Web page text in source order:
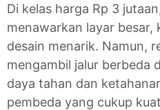
Di kelas harga Rp 3
menawarkan layar besar,
desain menarik. Namun,
mengambil jalur berbeda
daya tahan dan
pembeda yang cukup